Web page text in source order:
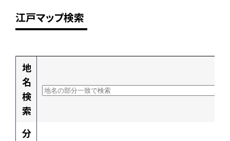
江戸マップ検索
地
名
検
索
分